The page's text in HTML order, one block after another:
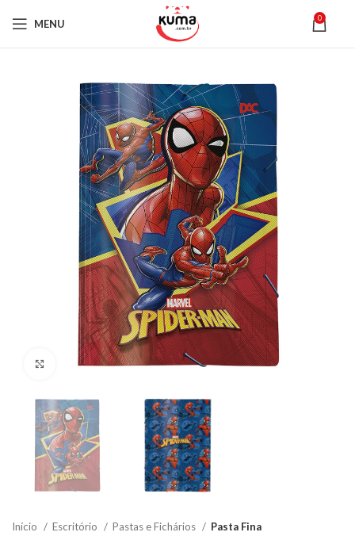
MENU 0
Click to enlarge
Início Escritório Pastas e Fichários Pasta Fina